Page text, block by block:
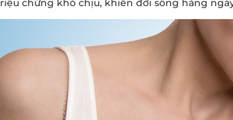
chứng khó chịu, khiến đời sống hàng